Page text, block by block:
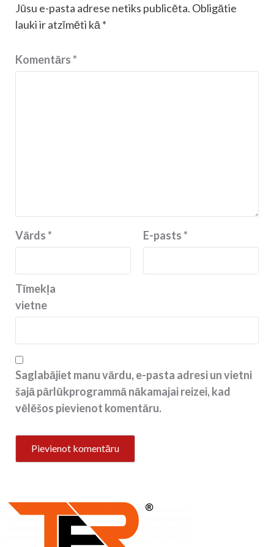
Jūsu e-pasta adrese netiks publicēta. Obligātie
lauki ir atzīmēti kā *
Komentārs*
Vārds* E-pasts*
Tīmekļa
vietne
Saglabājiet manu vārdu, e-pasta adresi un vietni
šajā pārlūkprogrammā nākamajai reizei, kad
vēlēšos pievienot komentāru.